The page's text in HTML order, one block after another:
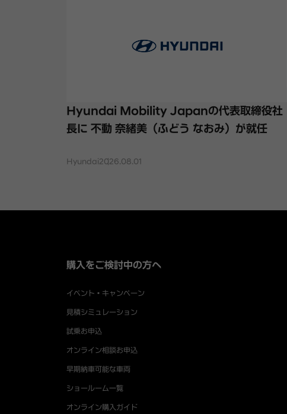
Hyundai Mobility Japanの代表取締役社
長に 不動 奈緒美（ふどう なおみ）が就任
Hyundai2026.08.01
購入をご検討中の方へ
イベント・キャンペーン
見積シミュレーション
試乗お申込
オンライン相談お申込
早期納車可能な車両
ショールーム一覧
オンライン購入ガイド